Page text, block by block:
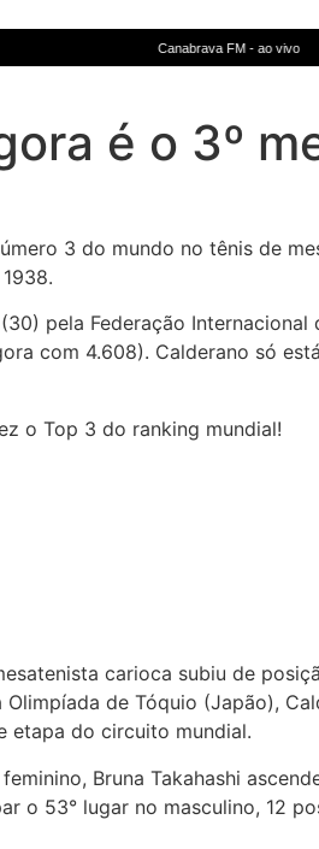
é o 3º
3 do mundo no tênis de
pela Federação
com 4.608). Calderano só
o Top 3 do ranking mundial!
carioca subiu de
de Tóquio (Japão),
etapa do circuito mundial.
Bruna Takahashi
o 53° lugar no masculino, 12